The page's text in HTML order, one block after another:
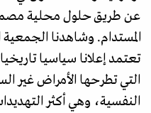
عن طريق حلول محلية
المستدام. وشاهدنا الجمعية
تعتمد إعلانا سياسيا
التي تطرحها الأمراض غير
النفسية، وهي أكثر